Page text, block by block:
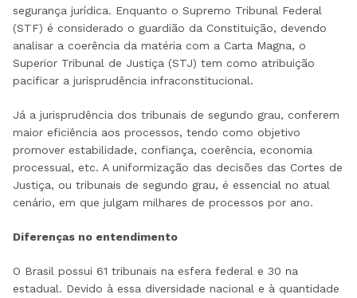
segurança jurídica. Enquanto o Supremo Tribunal Federal
(STF) é considerado o guardião da Constituição, devendo
analisar a coerência da matéria com a Carta Magna, o
Superior Tribunal de Justiça (STJ) tem como atribuição
pacificar a jurisprudência infraconstitucional.
Já a jurisprudência dos tribunais de segundo grau, conferem
maior eficiência aos processos, tendo como objetivo
promover estabilidade, confiança, coerência, economia
processual, etc. A uniformização das decisões das Cortes de
Justiça, ou tribunais de segundo grau, é essencial no atual
cenário, em que julgam milhares de processos por ano.
Diferenças no entendimento
O Brasil possui 61 tribunais na esfera federal e 30 na
estadual. Devido à essa diversidade nacional e à quantidade